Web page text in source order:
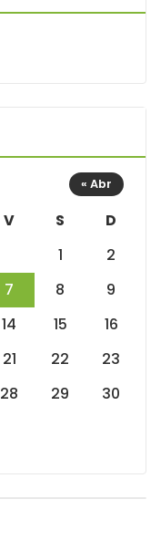
V S
D
1
2
7 8
9
14 15
16
21 22
23
28 29
30
« Abr